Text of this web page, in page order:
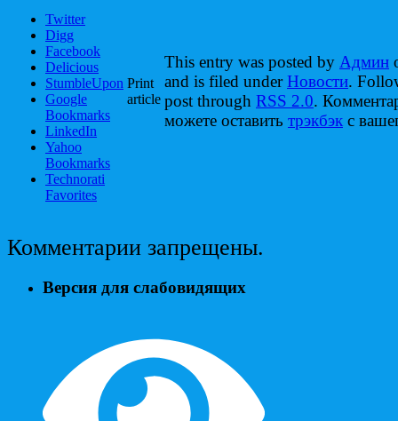
Twitter
Digg
Facebook
Delicious
StumbleUpon
Google
Bookmarks
LinkedIn
Yahoo
Bookmarks
Technorati
Favorites
Print
article
This entry was posted by Админ
and is filed underНовости.
post through RSS 2.0.
можете оставить трэкбэк с
Комментарии запрещены.
Версия для слабовидящих